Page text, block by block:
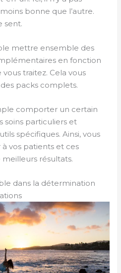
bonne que l’autre.
sent.
mettre ensemble des
en fonction
traitez. Cela vous
packs complets.
comporter un certain
soins particuliers et
spécifiques. Ainsi, vous
vos patients et ces
résultats.
dans la détermination